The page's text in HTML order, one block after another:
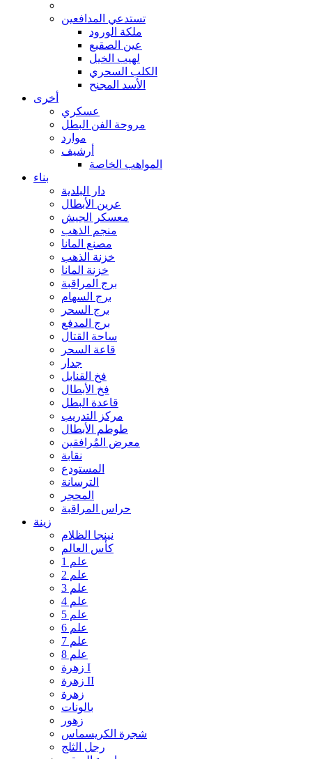
تستدعي المدافعين
ملكة الورود
عين الصقيع
لهيب الخيل
الكلب السحري
الأسد المجنح
أخرى
عسكري
مروحة الفن البطل
موارد
أرشيف
المواهب الخاصة
بناء
دار البلدية
عرين الأبطال
معسكر الجيش
منجم الذهب
مصنع المانا
خزنة الذهب
خزنة المانا
برج المراقبة
برج السهام
برج السحر
برج المدفع
ساحة القتال
قاعة السحر
جدار
فخ القنابل
فخ الأبطال
قاعدة البطل
مركز التدريب
طوطم الأبطال
معرض المُرافقين
نقابة
المستودع
الترسانة
المحجر
حراس المراقبة
زينة
نينجا الظلام
كأس العالم
علم 1
علم 2
علم 3
علم 4
علم 5
علم 6
علم 7
علم 8
زهرة I
زهرة II
زهرة
بالونات
زهور
شجرة الكريسماس
رجل الثلج